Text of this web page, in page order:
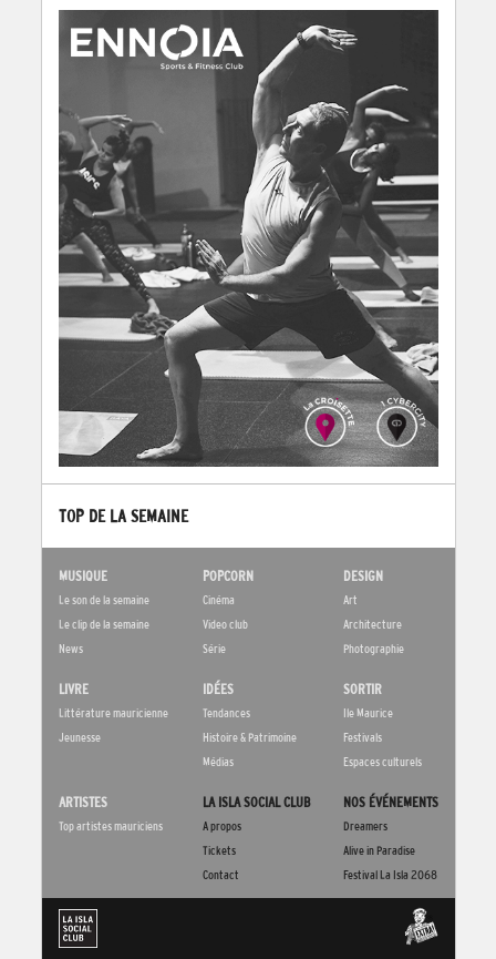
TOP DE LA SEMAINE
MUSIQUE
Le son de la semaine
Le clip de la semaine
News
POPCORN
Cinéma
Video club
Série
DESIGN
Art
Architecture
Photographie
LIVRE
Littérature mauricienne
Jeunesse
IDÉES
Tendances
Histoire & Patrimoine
Médias
SORTIR
Ile Maurice
Festivals
Espaces culturels
ARTISTES
Top artistes mauriciens
LA ISLA SOCIAL CLUB
A propos
Tickets
Contact
NOS ÉVÉNEMENTS
Dreamers
Alive in Paradise
Festival La Isla 2068